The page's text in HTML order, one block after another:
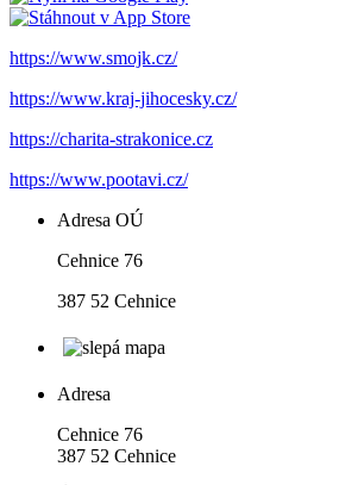
https://www.smojk.cz/
https://www.kraj-jihocesky.cz/
https://charita-strakonice.cz
https://www.pootavi.cz/
Adresa OÚ
Cehnice 76
387 52 Cehnice
Adresa
Cehnice 76
387 52 Cehnice